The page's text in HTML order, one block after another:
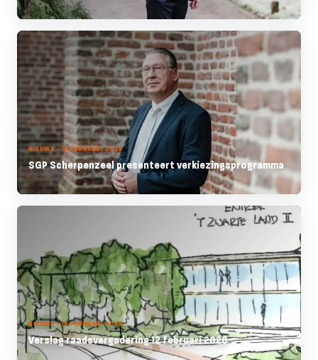
NIEUWS - 19 FEBRUARI 2026
SGP Scherpenzeel presenteert verkiezingsprogramma
NIEUWS - 16 FEBRUARI 2026
Verslag raadsvergadering 12 februari 2026